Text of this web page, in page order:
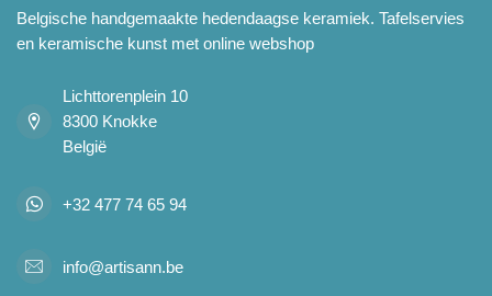
Belgische handgemaakte hedendaagse keramiek. Tafelservies
en keramische kunst met online webshop
Lichttorenplein 10
8300 Knokke
België
+32 477 74 65 94
info@artisann.be